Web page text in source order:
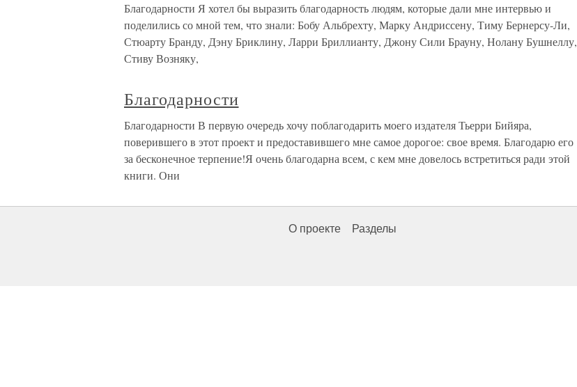
Благодарности Я хотел бы выразить благодарность людям, которые дали мне интервью и
поделились со мной тем, что знали: Бобу Альбрехту, Марку Андриссену, Тиму Бернерсу-Ли,
Стюарту Бранду, Дэну Бриклину, Ларри Бриллианту, Джону Сили Брауну, Нолану Бушнеллу,
Стиву Возняку,
Благодарности
Благодарности В первую очередь хочу поблагодарить моего издателя Тьерри Бийяра,
поверившего в этот проект и предоставившего мне самое дорогое: свое время. Благодарю его
за бесконечное терпение!Я очень благодарна всем, с кем мне довелось встретиться ради этой
книги. Они
О проекте Разделы